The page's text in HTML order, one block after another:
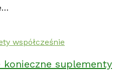
konieczne suplementy